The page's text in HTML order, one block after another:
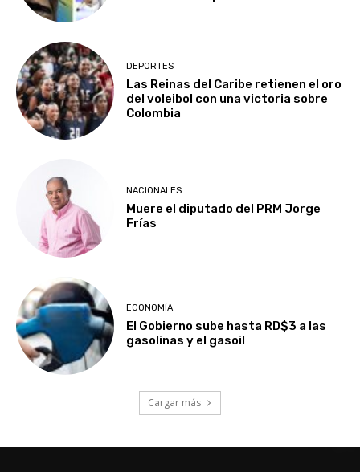
DEPORTES
Las Reinas del Caribe retienen el oro
del voleibol con una victoria sobre
Colombia
NACIONALES
Muere el diputado del PRM Jorge
Frías
ECONOMÍA
El Gobierno sube hasta RD$3 a las
gasolinas y el gasoil
Cargar más